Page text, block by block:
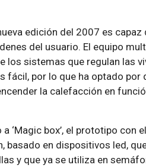
edición del 2007 es capaz
del usuario. El equipo
los sistemas que regulan las
fácil, por lo que ha optado por
la calefacción en
‘Magic box’, el prototipo con
basado en dispositivos led,
y que ya se utiliza en